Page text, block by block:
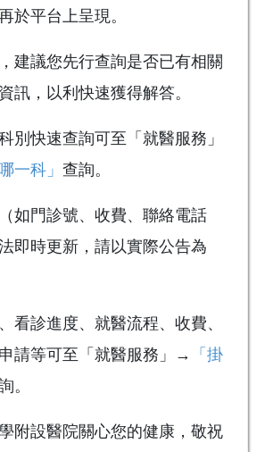
於平台上呈現。
建議您先行查詢是否已有相關
訊，以利快速獲得解答。
別快速查詢可至「就醫服務」
一科」 查詢。
如門診號、收費、聯絡電話
即時更新，請以實際公告為
看診進度、就醫流程、收費、
請等可至「就醫服務」→
「掛
。
附設醫院關心您的健康，敬祝